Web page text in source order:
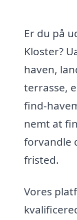
Er du på
Kloster?
haven,
terrasse,
find-
nemt at
forvandle
fristed.
Vores